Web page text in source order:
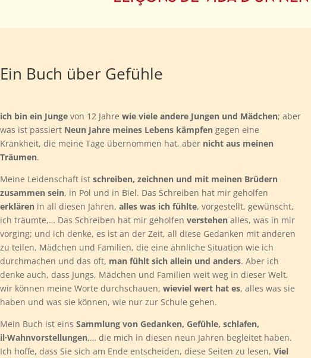
Ein Buch über Gefühle
ich bin ein Junge von 12 Jahre wie viele andere Jungen und Mädchen; aber
was ist passiert Neun Jahre meines Lebens kämpfen gegen eine
Krankheit, die meine Tage übernommen hat, aber nicht aus meinen
Träumen.
Meine Leidenschaft ist schreiben, zeichnen und mit meinen Brüdern
zusammen sein, in Pol und in Biel. Das Schreiben hat mir geholfen
erklären in all diesen Jahren, alles was ich fühlte, vorgestellt, gewünscht,
ich träumte,… Das Schreiben hat mir geholfen verstehen alles, was in mir
vorging; und ich denke, es ist an der Zeit, all diese Gedanken mit anderen
zu teilen, Mädchen und Familien, die eine ähnliche Situation wie ich
durchmachen und das oft, man fühlt sich allein und anders. Aber ich
denke auch, dass Jungs, Mädchen und Familien weit weg in dieser Welt,
wir können meine Worte durchschauen, wieviel wert hat es, alles was sie
haben und was sie können, wie nur zur Schule gehen.
Mein Buch ist eins Sammlung von Gedanken, Gefühle, schlafen,
il·Wahnvorstellungen,… die mich in diesen neun Jahren begleitet haben.
Ich hoffe, dass Sie sich am Ende entscheiden, diese Seiten zu lesen, Viel